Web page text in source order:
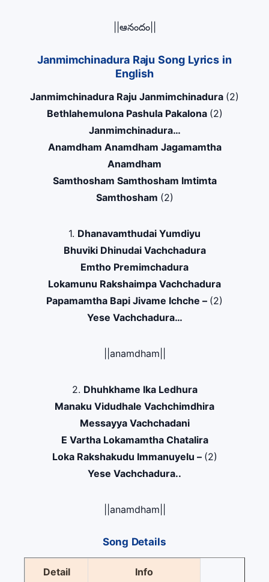
||ఆనందం||
Janmimchinadura Raju Song Lyrics in
English
Janmimchinadura Raju Janmimchinadura (2)
Bethlahemulona Pashula Pakalona (2)
Janmimchinadura…
Anamdham Anamdham Jagamamtha
Anamdham
Samthosham Samthosham Imtimta
Samthosham (2)
1. Dhanavamthudai Yumdiyu
Bhuviki Dhinudai Vachchadura
Emtho Premimchadura
Lokamunu Rakshaimpa Vachchadura
Papamamtha Bapi Jivame Ichche – (2)
Yese Vachchadura…
||anamdham||
2. Dhuhkhame Ika Ledhura
Manaku Vidudhale Vachchimdhira
Messayya Vachchadani
E Vartha Lokamamtha Chatalira
Loka Rakshakudu Immanuyelu – (2)
Yese Vachchadura..
||anamdham||
Song Details
Detail Info